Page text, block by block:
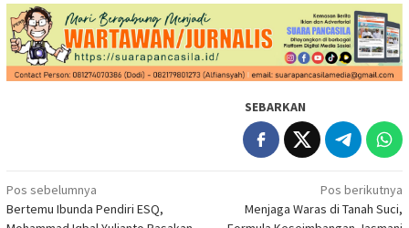
SEBARKAN
Navigasi
pos
Pos sebelumnya
Bertemu Ibunda Pendiri ESQ,
Pos berikutnya
Menjaga Waras di Tanah Suci,